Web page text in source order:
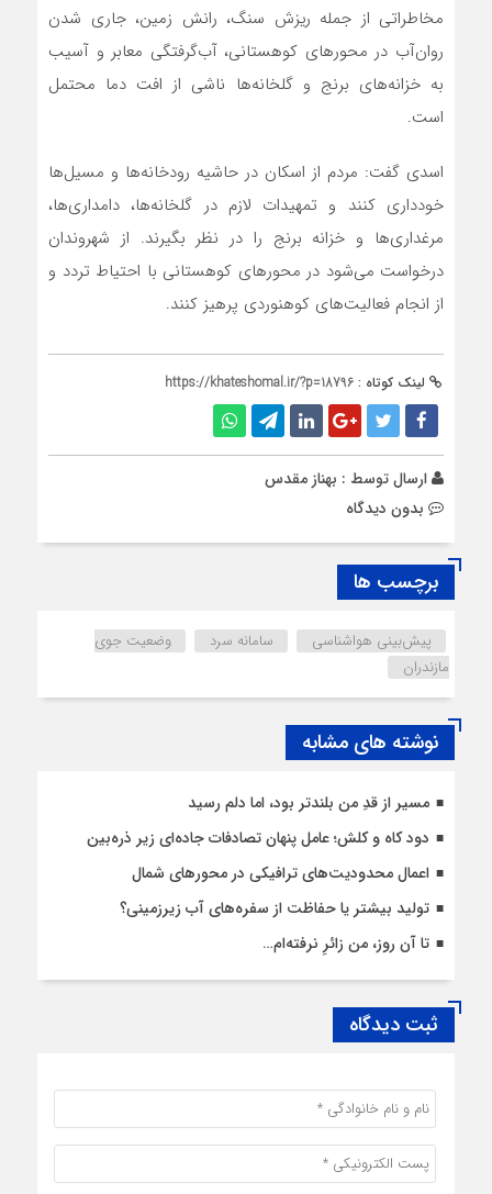
مخاطراتی از جمله ریزش سنگ، رانش زمین، جاری شدن
روان‌آب در محورهای کوهستانی، آب‌گرفتگی معابر و آسیب
به خزانه‌های برنج و گلخانه‌ها ناشی از افت دما محتمل
است.
اسدی گفت: مردم از اسکان در حاشیه رودخانه‌ها و مسیل‌ها
خودداری کنند و تمهیدات لازم در گلخانه‌ها، دامداری‌ها،
مرغداری‌ها و خزانه برنج را در نظر بگیرند. از شهروندان
درخواست می‌شود در محورهای کوهستانی با احتیاط تردد و
از انجام فعالیت‌های کوهنوردی پرهیز کنند.
لینک کوتاه : https://khateshomal.ir/?p=18796
ارسال توسط : بهناز مقدس
بدون دیدگاه
برچسب ها
پیش‌بینی هواشناسی سامانه سرد
وضعیت جوی
مازندران
نوشته های مشابه
مسیر از قدِ من بلندتر بود، اما دلم رسید
دود کاه و کلش؛ عامل پنهان تصادفات جاده‌ای زیر ذره‌بین
اعمال محدودیت‌‌های ترافیکی در محورهای شمال
تولید بیشتر یا حفاظت از سفره‌های آب زیرزمینی؟
تا آن روز، من زائرِ نرفته‌ام…
ثبت دیدگاه